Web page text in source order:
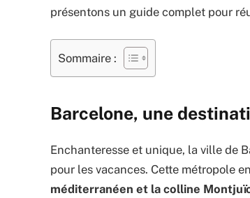
présentons un guide complet pour
Sommaire :
Barcelone, une
Enchanteresse et unique, la ville de
pour les vacances. Cette métropole
méditerranéen et la colline